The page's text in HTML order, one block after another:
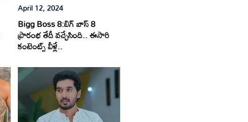
April 12, 2024
Bigg Boss 8:బిగ్ బాస్ 8
ప్రారంభ తేదీ వచ్చేసింది.. ఈసారి
కంటెంట్స్ వీళ్లే..